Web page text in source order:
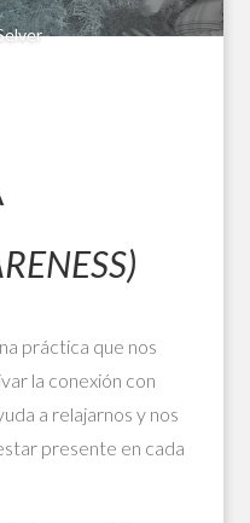
práctica que nos
la conexión con
a relajarnos y nos
presente en cada